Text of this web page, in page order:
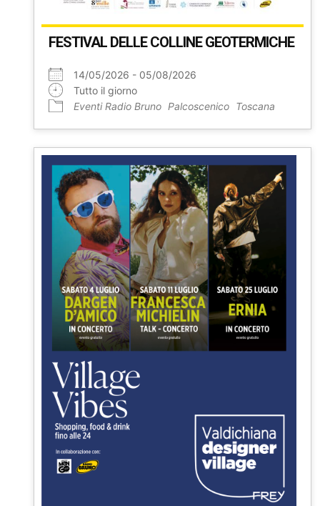
FESTIVAL DELLE COLLINE GEOTERMICHE
14/05/2026 - 05/08/2026
Tutto il giorno
Eventi Radio Bruno Palcoscenico Toscana